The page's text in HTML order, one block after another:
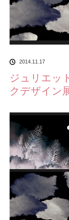
2014.11.17
ジュリエッ
クデザイン